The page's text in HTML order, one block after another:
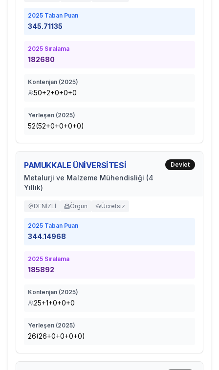
2025 Taban Puan
345.71135
2025 Sıralama
182680
Kontenjan (2025)
50+2+0+0+0
Yerleşen (2025)
52(52+0+0+0+0)
PAMUKKALE ÜNİVERSİTESİ
Metalurji ve Malzeme Mühendisliği (4
Yıllık)
Devlet
DENİZLİ Örgün Ücretsiz
2025 Taban Puan
344.14968
2025 Sıralama
185892
Kontenjan (2025)
25+1+0+0+0
Yerleşen (2025)
26(26+0+0+0+0)